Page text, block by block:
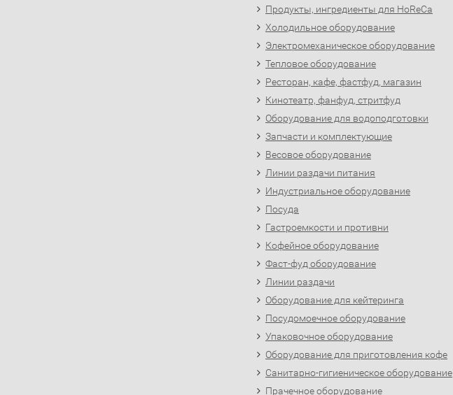
Продукты, ингредиенты для HoReCa
Холодильное оборудование
Электромеханическое оборудование
Тепловое оборудование
Ресторан, кафе, фастфуд, магазин
Кинотеатр, фанфуд, стритфуд
Оборудование для водоподготовки
Запчасти и комплектующие
Весовое оборудование
Линии раздачи питания
Индустриальное оборудование
Посуда
Гастроемкости и противни
Кофейное оборудование
Фаст-фуд оборудование
Линии раздачи
Оборудование для кейтеринга
Посудомоечное оборудование
Упаковочное оборудование
Оборудование для приготовления кофе
Санитарно-гигиеническое оборудование
Прачечное оборудование